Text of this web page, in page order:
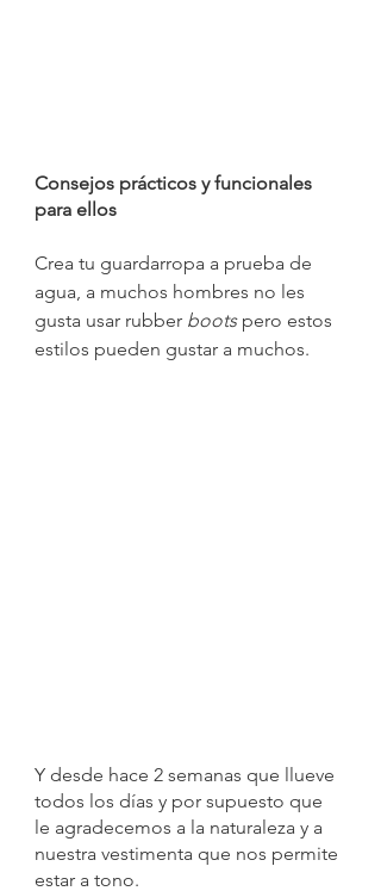
Consejos prácticos y funcionales
para ellos
Crea tu guardarropa a prueba de
agua, a muchos hombres no les
gusta usar rubber boots pero estos
estilos pueden gustar a muchos.
Y desde hace 2 semanas que llueve
todos los días y por supuesto que
le agradecemos a la naturaleza y a
nuestra vestimenta que nos permite
estar a tono.